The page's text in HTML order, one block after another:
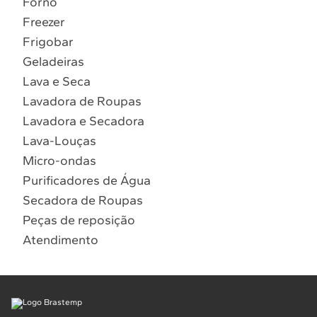
Localizar assistência técnica
Freezer
Frigobar
Geladeiras
Lava e Seca
Lavadora de Roupas
Lavadora e Secadora
Lava-Louças
Micro-ondas
Purificadores de Água
Secadora de Roupas
Peças de reposição
Atendimento